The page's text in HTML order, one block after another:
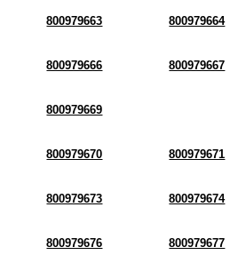
800979663 800979664
800979666 800979667
800979669
800979670 800979671
800979673 800979674
800979676 800979677